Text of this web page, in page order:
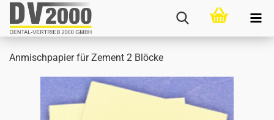
An­misch­pa­pier für Ze­ment 2 Blö­cke